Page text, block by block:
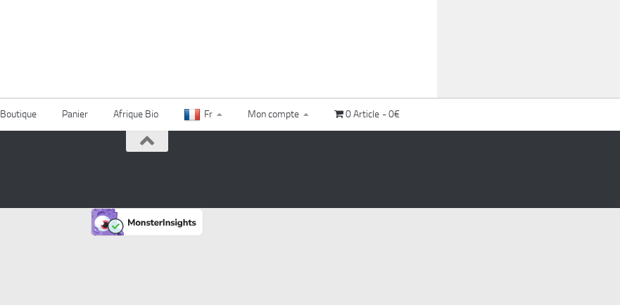
Boutique Panier Afrique Bio Fr Mon compte 0 Article 0€